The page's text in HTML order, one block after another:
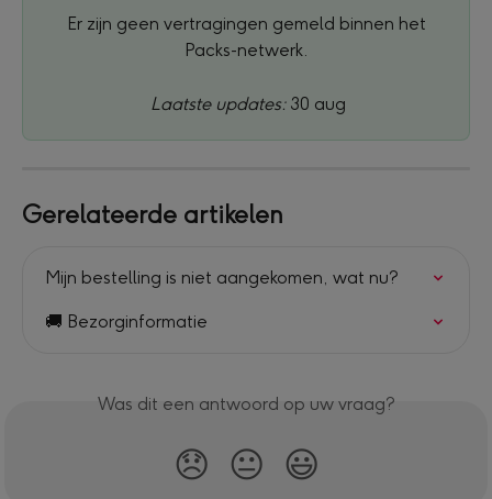
Packs-netwerk.
Laatste updates: 30 aug
Gerelateerde artikelen
Mijn bestelling is niet aangekomen, wat nu?
🚚 Bezorginformatie
Was dit een antwoord op uw vraag?
😞 😐 😃